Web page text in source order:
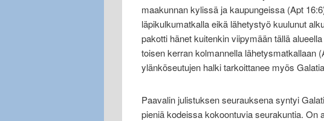
maakunnan kylissä ja kaupungeissa (Apt
läpikulkumatkalla eikä lähetystyö kuulunut
pakotti hänet kuitenkin viipymään tällä
toisen kerran kolmannella lähetysmatkallaan
ylänköseutujen halki tarkoittanee myös
Paavalin julistuksen seurauksena syntyi
pieniä kodeissa kokoontuvia seurakuntia. On